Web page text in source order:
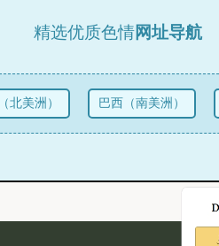
精选优质色情网址导航
北美洲） 巴西（南美洲）